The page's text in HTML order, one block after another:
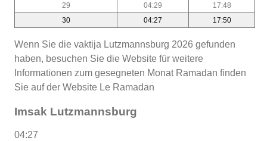
29
04:29
17:48
30
04:27 17:50
Wenn Sie die vaktija Lutzmannsburg 2026 gefunden
haben, besuchen Sie die Website für weitere
Informationen zum gesegneten Monat Ramadan finden
Sie auf der Website Le Ramadan
Imsak Lutzmannsburg
04:27